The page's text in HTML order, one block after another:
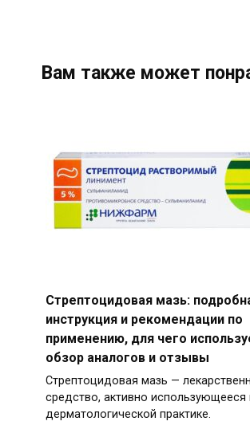
Вам также может
Стрептоцидовая мазь:
инструкция и рекомендации по
применению, для чего
обзор аналогов и отзывы
Стрептоцидовая мазь —
средство, активно использующееся
дерматологической практике.